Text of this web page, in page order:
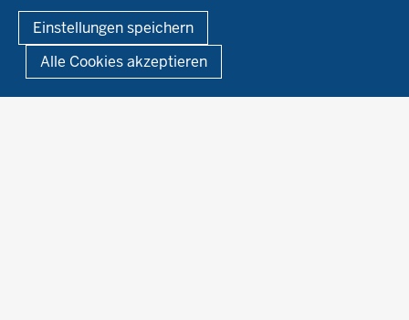
Einstellungen speichern
Alle Cookies akzeptieren
Newsletter
Demonstrationsbetriebe Ökologischer Landbau
Links
Fußzeile
Impressum Datenschutzerklärung